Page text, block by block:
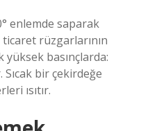
enlemde saparak
rüzgarlarının
yüksek basınçlarda:
Sıcak bir çekirdeğe
ısıtır.